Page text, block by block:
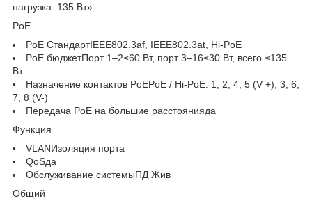
нагрузка: 135 Вт»
PoE
PoE СтандартIEEE802.3af, IEEE802.3at, Hi-PoE
PoE бюджетПорт 1–2≤60 Вт, порт 3–16≤30 Вт, всего ≤135
Вт
Назначение контактов PoEPoE / Hi-PoE: 1, 2, 4, 5 (V +), 3, 6,
7, 8 (V-)
Передача PoE на большие расстоянияда
Функция
VLANИзоляция порта
QoSда
Обслуживание системыПД Жив
Общий